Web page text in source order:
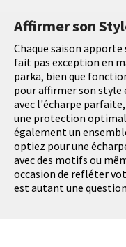
Affirmer son
Chaque saison
fait pas exception en
parka, bien que
pour affirmer son
avec l'écharpe
une protection
également un
optiez pour une
avec des motifs ou
occasion de refléter
est autant une